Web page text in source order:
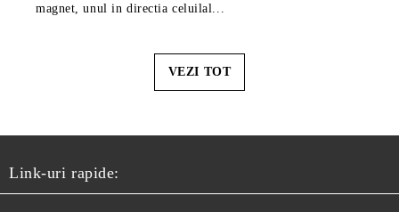
magnet, unul in directia celuilal...
VEZI TOT
Link-uri rapide: